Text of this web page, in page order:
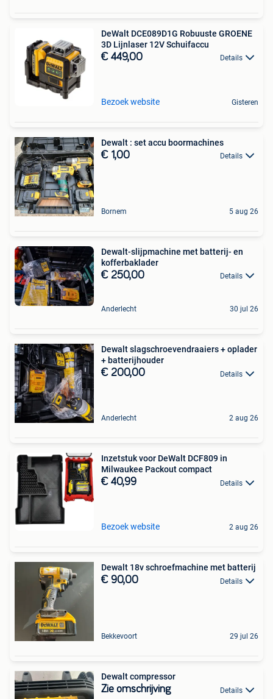
DeWalt DCE089D1G Robuuste GROENE
3D Lijnlaser 12V Schuifaccu
€ 449,00 Details
Bezoek website Gisteren
Dewalt : set accu boormachines
€ 1,00 Details
Bornem 5 aug 26
Dewalt-slijpmachine met batterij- en
kofferbaklader
€ 250,00 Details
Anderlecht 30 jul 26
Dewalt slagschroevendraaiers + oplader
+ batterijhouder
€ 200,00 Details
Anderlecht 2 aug 26
Inzetstuk voor DeWalt DCF809 in
Milwaukee Packout compact
€ 40,99 Details
Bezoek website 2 aug 26
Dewalt 18v schroefmachine met batterij
€ 90,00 Details
Bekkevoort 29 jul 26
Dewalt compressor
Zie omschrijving Details